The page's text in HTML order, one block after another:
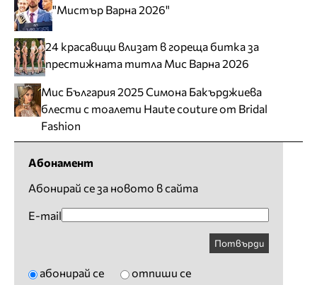
"Мистър Варна 2026"
24 красавици влизат в гореща битка за
престижната титла Мис Варна 2026
Мис България 2025 Симона Бакърджиева
блести с тоалети Haute couture от Bridal
Fashion
Абонамент
Абонирай се за новото в сайта
E-mail
Потвърди
абонирай се отпиши се